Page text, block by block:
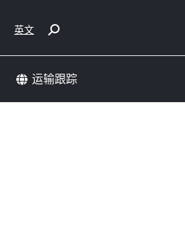
英文 Search:
运输跟踪